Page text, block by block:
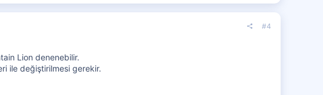
#4
Lion denenebilir.
ile değiştirilmesi gerekir.